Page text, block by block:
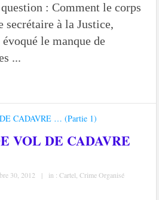
: Comment le corps
secrétaire à la Justice,
le manque de
...
VOL DE CADAVRE
30, 2012 | in :Cartel,Crime Organisé